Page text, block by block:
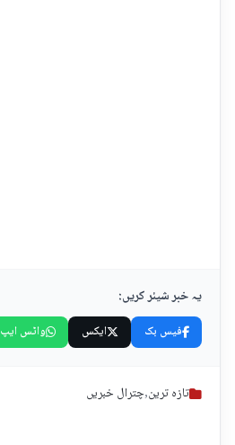
یہ خبر شیئر کریں:
فیس بک ایکس واٹس ایپ
تازہ ترین,چترال خبریں